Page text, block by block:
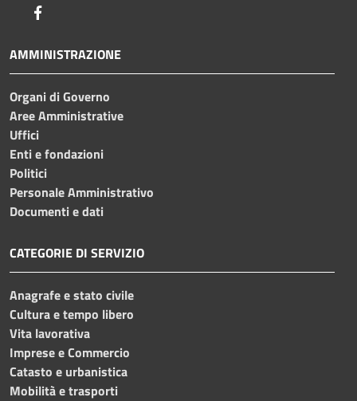
AMMINISTRAZIONE
Organi di Governo
Aree Amministrative
Uffici
Enti e fondazioni
Politici
Personale Amministrativo
Documenti e dati
CATEGORIE DI SERVIZIO
Anagrafe e stato civile
Cultura e tempo libero
Vita lavorativa
Imprese e Commercio
Catasto e urbanistica
Mobilità e trasporti